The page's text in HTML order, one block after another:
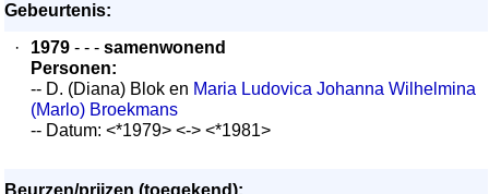
Gebeurtenis:
·
1979 - - - samenwonend
Personen:
-- D. (Diana) Blok en Maria Ludovica Johanna Wilhelmina
(Marlo) Broekmans
-- Datum: <*1979> <-> <*1981>
Beurzen/prijzen (toegekend):